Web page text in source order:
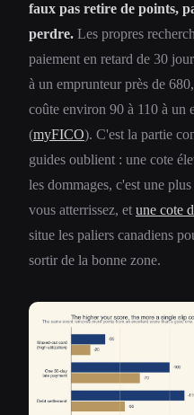
faux pas retire de points,
perdre. Les propres
paiement en retard de 30
à un emprunteur près de
coûte environ 90 à 110 à un
(myFICO). C'est la partie
guides oublient : une cote
les dommages, c'est une
vous atterrissez, et une cote
situe les paliers canadiens
sortir de la bonne zone.